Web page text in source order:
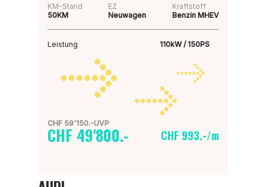
KM-Stand
50KM
EZ
Neuwagen
Kraftstoff
Benzin MHEV
Leistung 110kW / 150PS
CHF 59'150.-UVP
CHF 49'800.- CHF 993.-/m